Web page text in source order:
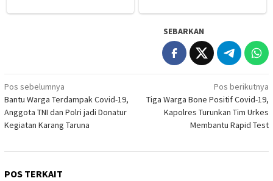
SEBARKAN
Navigasi
pos
Pos sebelumnya
Bantu Warga Terdampak Covid-19,
Anggota TNI dan Polri jadi Donatur
Kegiatan Karang Taruna
Pos berikutnya
Tiga Warga Bone Positif Covid-19,
Kapolres Turunkan Tim Urkes
Membantu Rapid Test
POS TERKAIT